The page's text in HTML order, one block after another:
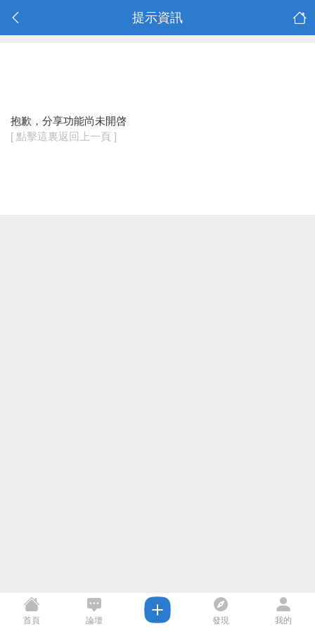
提示資訊
抱歉，分享功能尚未開啓
[ 點擊這裏返回上一頁 ]
首頁 論壇 發現 我的